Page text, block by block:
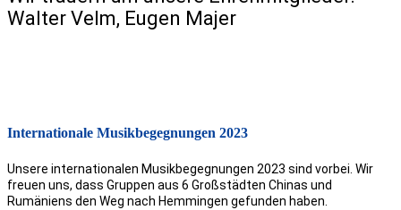
Walter Velm, Eugen Majer
Internationale Musikbegegnungen 2023
Unsere internationalen Musikbegegnungen 2023 sind vorbei. Wir
freuen uns, dass Gruppen aus 6 Großstädten Chinas und
Rumäniens den Weg nach Hemmingen gefunden haben.